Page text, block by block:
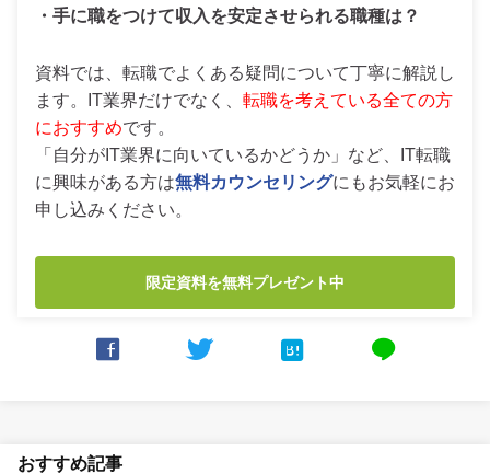
・手に職をつけて収入を安定させられる職種は？
資料では、転職でよくある疑問について丁寧に解説し
ます。IT業界だけでなく、 転職を考えている全ての方
におすすめです。
「自分がIT業界に向いているかどうか」など、IT転職
に興味がある方は無料カウンセリングにもお気軽にお
申し込みください。
限定資料を無料プレゼント中
   line
おすすめ記事